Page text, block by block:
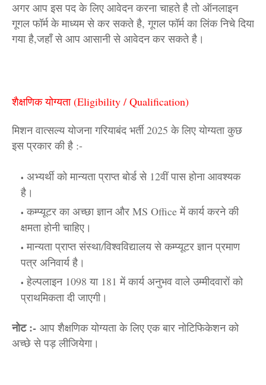
अगर आप इस पद के लिए आवेदन करना चाहते है तो ऑनलाइन
गूगल फॉर्म के माध्यम से कर सकते है, गूगल फॉर्म का लिंक निचे दिया
गया है,जहाँ से आप आसानी से आवेदन कर सकते है।
शैक्षणिक योग्यता (Eligibility / Qualification)
मिशन वात्सल्य योजना गरियाबंद भर्ती 2025 के लिए योग्यता कुछ
इस प्रकार की है :-
अभ्यर्थी को मान्यता प्राप्त बोर्ड से 12वीं पास होना आवश्यक
है।
कम्प्यूटर का अच्छा ज्ञान और MS Office में कार्य करने की
क्षमता होनी चाहिए।
मान्यता प्राप्त संस्था/विश्वविद्यालय से कम्प्यूटर ज्ञान प्रमाण
पत्र अनिवार्य है।
हेल्पलाइन 1098 या 181 में कार्य अनुभव वाले उम्मीदवारों को
प्राथमिकता दी जाएगी।
नोट :- आप शैक्षणिक योग्यता के लिए एक बार नोटिफिकेशन को
अच्छे से पड़ लीजियेगा।